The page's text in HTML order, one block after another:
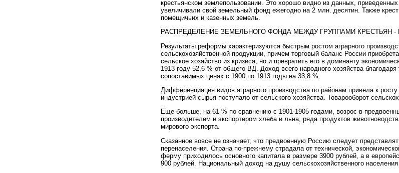
крестьянском землепользовании. Это хорошо видно из данных,
увеличивали свой земельный фонд ежегодно на 2 млн. десятин. Также
помещичьих и казенных земель.
РАСПРЕДЕЛЕНИЕ ЗЕМЕЛЬНОГО ФОНДА МЕЖДУ ГРУППАМИ КРЕСТЬЯН -
Результаты реформы характеризуются быстрым ростом аграрного
сельскохозяйственной продукции, причем торговый баланс России
сельское хозяйство из кризиса, но и превратить его в доминанту
1913 году 52,6 % от общего ВД. Доход всего народного хозяйства
сопоставимых ценах с 1900 по 1913 годы на 33,8 %.
Дифференциация видов аграрного производства по районам привела к
индустрией сырья поступало от сельского хозяйства. Товарооборот
Еще больше, на 61 % по сравнению с 1901-1905 годами, возрос в
производителем и экспортером хлеба и льна, ряда продуктов
мирового экспорта.
Сказанное вовсе не означает, что предвоенную Россию следует
перенаселения. Страна по-прежнему страдала от технической,
ферму приходилось основного капитала в размере 3900 рублей, а в
900 рублей. Национальный доход на душу сельскохозяйственного